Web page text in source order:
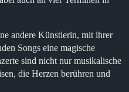
andere Künstlerin, mit ihrer
Songs eine magische
sind nicht nur musikalische
die Herzen berühren und